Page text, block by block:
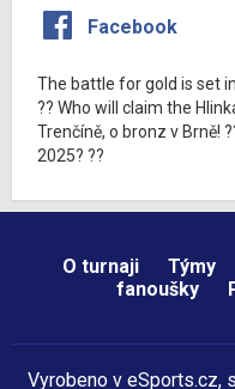
Facebook
The battle for gold is set
?? Who will claim the
Trenčíně, o bronz v Brně!
2025? ??
O turnaji Týmy
fanoušky
Vyrobeno v eSports.cz,